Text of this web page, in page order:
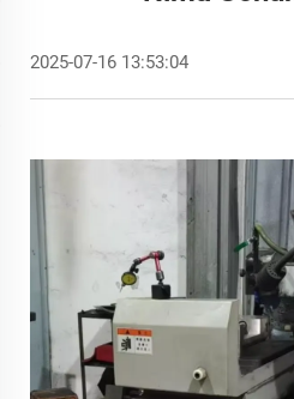
2025-07-16 13:53:04